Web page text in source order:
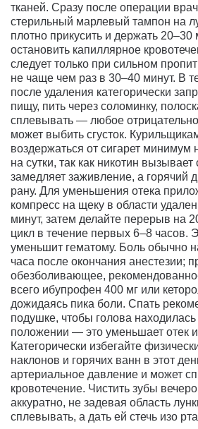
тканей. Сразу после операции
стерильный марлевый тампон на
плотно прикусить и держать 20–30
остановить капиллярное
следует только при сильном
не чаще чем раз в 30–40 минут. В
после удаления категорически
пищу, пить через соломинку,
сплевывать — любое
может выбить сгусток.
воздержаться от сигарет минимум
на сутки, так как никотин
замедляет заживление, а горячий
рану. Для уменьшения отека
компресс на щеку в области
минут, затем делайте перерыв на
цикл в течение первых 6–8 часов.
уменьшит гематому. Боль обычно
часа после окончания анестезии;
обезболивающее,
всего ибупрофен 400 мг или
дожидаясь пика боли. Спать
подушке, чтобы голова
положении — это уменьшает отек и
Категорически избегайте
наклонов и горячих ванн в этот
артериальное давление и может
кровотечение. Чистить зубы
аккуратно, не задевая область
сплевывать, а дать ей стечь изо